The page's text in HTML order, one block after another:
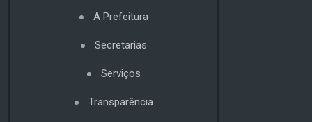
A Prefeitura
Secretarias
Serviços
Transparência